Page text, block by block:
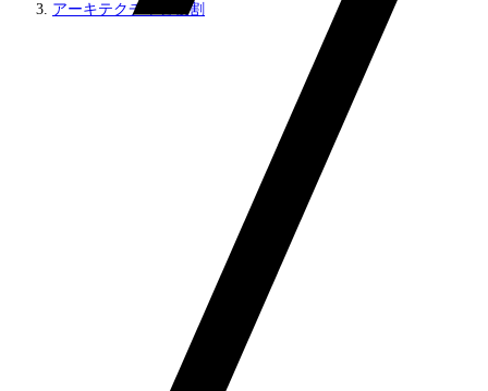
アーキテクチャと役割